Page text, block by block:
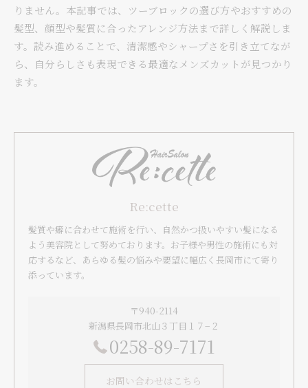
りません。本記事では、ツーブロックの選び方やおすすめの
髪型、顔型や髪質に合ったアレンジ方法まで詳しく解説しま
す。読み進めることで、清潔感やシャープさを引き立てなが
ら、自分らしさも表現できる最適なメンズカットが見つかり
ます。
Re:cette
髪質や癖に合わせて施術を行い、自然かつ扱いやすい髪になる
よう美容院として努めております。お子様や男性の施術にも対
応するなど、あらゆる髪の悩みや要望に幅広く長岡市にて寄り
添っています。
〒940-2114
新潟県長岡市北山３丁目１７−２
0258-89-7171
お問い合わせはこちら